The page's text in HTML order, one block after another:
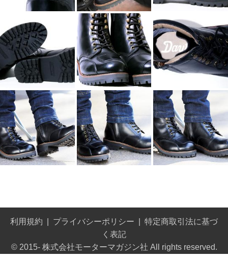
利用規約 プライバシーポリシー
特定商取引法に基づ
く表記
© 2015- 株式会社モーターマガジン社 All rights reserved.